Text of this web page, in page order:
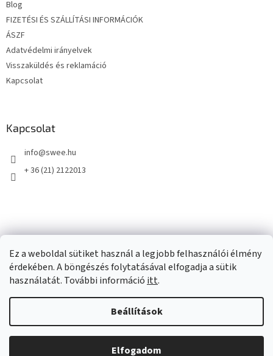
Ez a weboldal sütiket használ a legjobb felhasználói élmény
érdekében. A böngészés folytatásával elfogadja a sütik
használatát. További információ itt.
Beállítások
Elfogadom
Blog
FIZETÉSI ÉS SZÁLLÍTÁSI INFORMÁCIÓK
ÁSZF
Adatvédelmi irányelvek
Visszaküldés és reklamáció
Kapcsolat
Kapcsolat
info@swee.hu
+ 36 (21) 2122013
Shoptet készítette
swee.hu. Minden jog fenntartva.